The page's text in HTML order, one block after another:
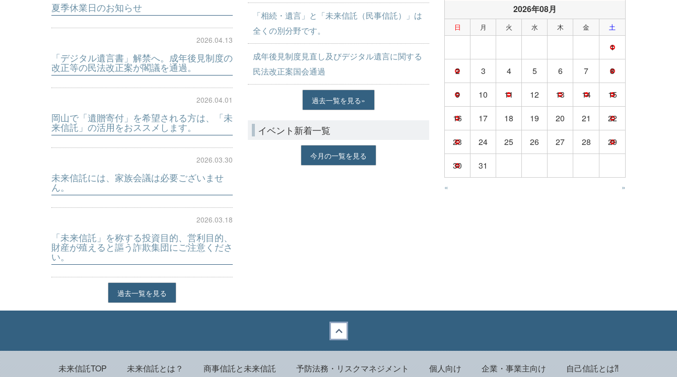
夏季休業日のお知らせ
2026.04.13
「デジタル遺言書」解禁へ。成年後見制度の
改正等の民法改正案が閣議を通過。
2026.04.01
岡山で「遺贈寄付」を希望される方は、「未
来信託」の活用をおススメします。
2026.03.30
未来信託には、家族会議は必要ございませ
ん。
2026.03.18
「未来信託」を称する投資目的、営利目的、
財産が殖えると謳う詐欺集団にご注意くださ
い。
過去一覧を見る
「相続・遺言」と「未来信託（民事信託）」は
全くの別分野です。
成年後見制度見直し及びデジタル遺言に関する
民法改正案国会通過
過去一覧を見る
イベント新着一覧
今月の一覧を見る
2026年08月
日 月 火 水 木 金 土
1
2 3 4 5 6 7 8
9 10 11 12 13 14 15
16 17 18 19 20 21 22
23 24 25 26 27 28 29
30 31
« »
未来信託TOP 未来信託とは？ 商事信託と未来信託 予防法務・リスクマネジメント 個人向け 企業・事業主向け 自己信託とは⁈
Back to top